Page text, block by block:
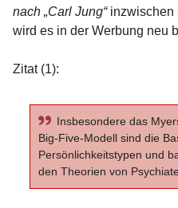
nach „Carl Jung“inzwischen
wird es in der Werbung neu
Zitat (1):
Insbesondere das
Big-Five-Modell sind die
Persönlichkeitstypen und
den Theorien von